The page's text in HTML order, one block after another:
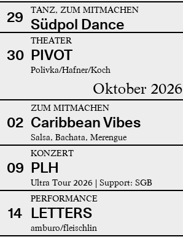
29 TANZ, ZUM MITMACHEN
Südpol Dance
30
THEATER
PIVOT
Polivka/Hafner/Koch
Oktober 2026
02
ZUM MITMACHEN
Caribbean Vibes
Salsa, Bachata, Merengue
09
KONZERT
PLH
Ultra Tour 2026 | Support: SGB
14
PERFORMANCE
LETTERS
amburo/fleischlin